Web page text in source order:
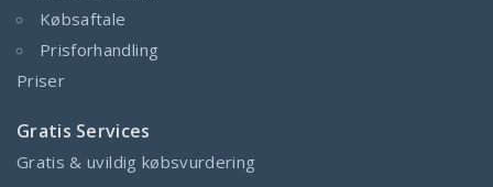
Købsaftale
Prisforhandling
Priser
Gratis Services
Gratis & uvildig købsvurdering